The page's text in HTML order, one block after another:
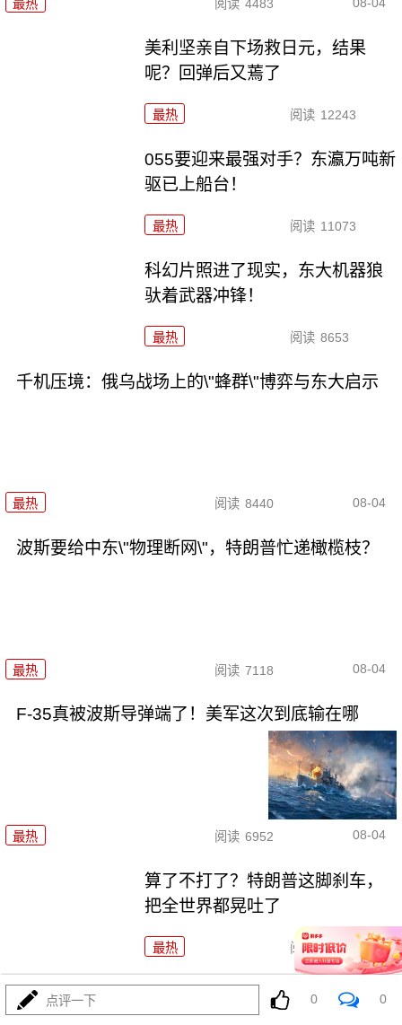
最热 阅读 4483
美利坚亲自下场救日元，结果
呢？回弹后又蔫了
最热 阅读 12243
055要迎来最强对手？东瀛万吨新
驱已上船台！
最热 阅读 11073
科幻片照进了现实，东大机器狼
驮着武器冲锋！
最热 阅读 8653
千机压境：俄乌战场上的\"蜂群\"博弈与东大启示
最热 阅读 8440 08-04
波斯要给中东\"物理断网\"，特朗普忙递橄榄枝？
最热 阅读 7118 08-04
F-35真被波斯导弹端了！美军这次到底输在哪
最热 阅读 6952 08-04
算了不打了？特朗普这脚刹车，
把全世界都晃吐了
最热 阅读 15653
一张图让印度陷入死寂，五枚金
牌背后的终极真相
点评一下 0 0